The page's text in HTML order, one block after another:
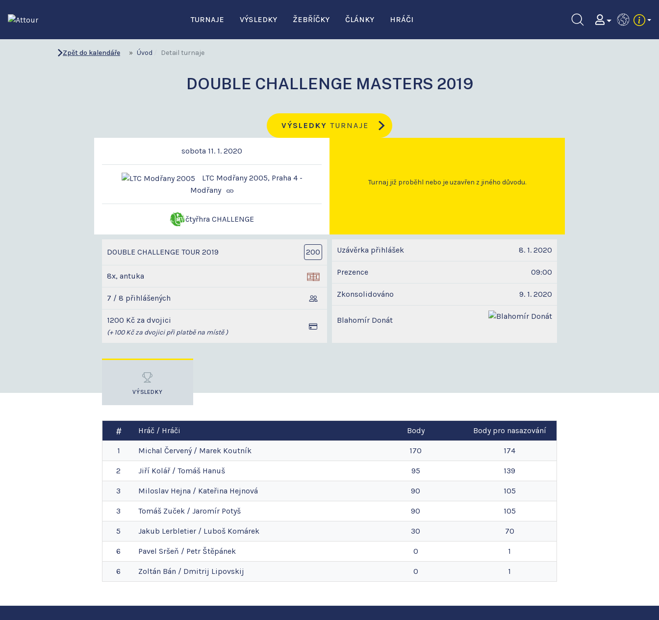
TURNAJE VÝSLEDKY ŽEBŘÍČKY ČLÁNKY HRÁČI
EN
Úvod Detail turnaje
Zpět do kalendáře
DOUBLE CHALLENGE MASTERS 2019
VÝSLEDKY TURNAJE
sobota 11. 1. 2020
LTC Modřany 2005, Praha 4 -
Modřany
čtyřhra CHALLENGE
Turnaj již proběhl nebo je uzavřen z jiného důvodu.
DOUBLE CHALLENGE TOUR 2019 200
8x, antuka
7 / 8 přihlášených
1200 Kč za dvojici
(+ 100 Kč za dvojici při platbě na místě )
Uzávěrka přihlášek 8. 1. 2020
Prezence 09:00
Zkonsolidováno 9. 1. 2020
Blahomír Donát
VÝSLEDKY
Hráč / Hráči Body Body pro nasazování
1 Michal Červený/ Marek Koutník 170 174
2 Jiří Kolář / Tomáš Hanuš 95 139
3 Miloslav Hejna / Kateřina Hejnová 90 105
3 Tomáš Zuček / Jaromír Potyš 90 105
5 Jakub Lerbletier / Luboš Komárek 30 70
6 Pavel Sršeň / Petr Štěpánek 0 1
6 Zoltán Bán / Dmitrij Lipovskij 0 1